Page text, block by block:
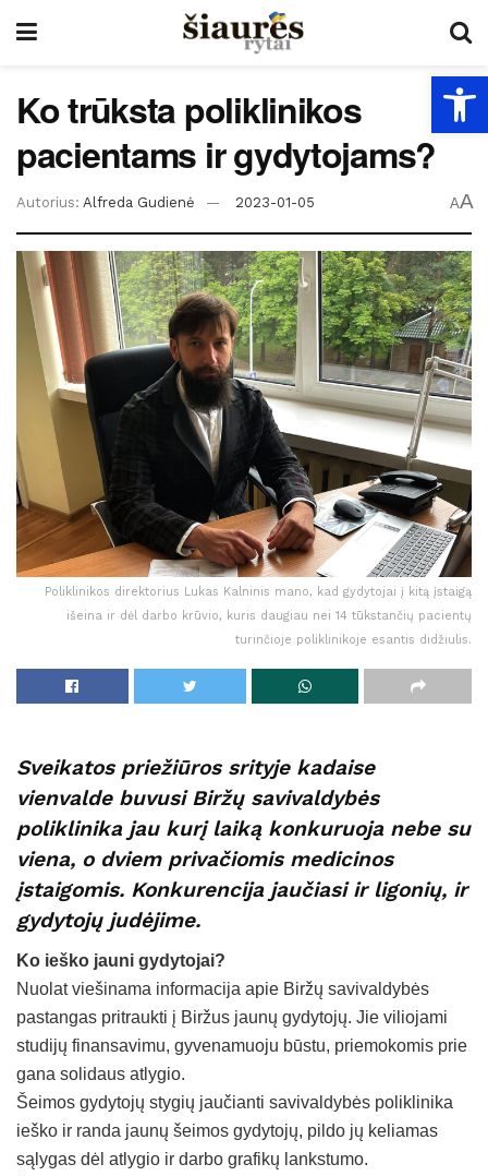
Ko trūksta poliklinikos
pacientams ir gydytojams?
Autorius: Alfreda Gudienė 2023-01-05 AA
Poliklinikos direktorius Lukas Kalninis mano, kad gydytojai į kitą įstaigą
išeina ir dėl darbo krūvio, kuris daugiau nei 14 tūkstančių pacientų
turinčioje poliklinikoje esantis didžiulis.
Sveikatos priežiūros srityje kadaise
vienvalde buvusi Biržų savivaldybės
poliklinika jau kurį laiką konkuruoja nebe su
viena, o dviem privačiomis medicinos
įstaigomis. Konkurencija jaučiasi ir ligonių, ir
gydytojų judėjime.
Ko ieško jauni gydytojai?
Nuolat viešinama informacija apie Biržų savivaldybės
pastangas pritraukti į Biržus jaunų gydytojų. Jie viliojami
studijų finansavimu, gyvenamuoju būstu, priemokomis prie
gana solidaus atlygio.
Šeimos gydytojų stygių jaučianti savivaldybės poliklinika
ieško ir randa jaunų šeimos gydytojų, pildo jų keliamas
sąlygas dėl atlygio ir darbo grafikų lankstumo.